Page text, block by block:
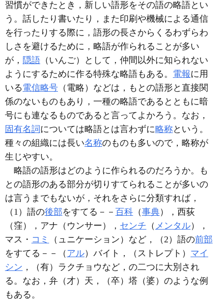
習慣ができたとき，新しい語形をその語の略語とい
う。話したり書いたり，また印刷や機械による通信
を行ったりする際に，語形の長さからくるわずらわ
しさを避けるために，略語が作られることが多い
が， 隠語 （いんご）として，仲間以外に知られない
ようにするために作る特殊な略語もある。 電報に用
いる電信略号 （電略）などは，もとの語形と直接関
係のないものもあり，一種の略語であるとともに暗
号にも連なるものであると言ってよかろう。なお，
固有名詞 については略語とは言わずに略称という。
種々の組織には長い名称のものも多いので，略称が
生じやすい。
略語の語形はどのように作られるのだろうか。も
との語形のある部分が切りすてられることが多いの
は言うまでもないが，それをさらに分類すれば，
（1）語の後部をすてる－－ 百科 （事典），西荻
（窪），アナ（ウンサー）， センチ （ メンタル），
マス・ コミ （ュニケーション）など，（2）語の前部
をすてる－－（ アル）バイト，（ストレプト） マイ
シン ，（有）ラクチョウなど，の二つに大別され
る。なお，弁（才）天，（卒）塔（婆）のような例
もある。